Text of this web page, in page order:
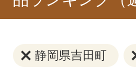
静岡県吉田町